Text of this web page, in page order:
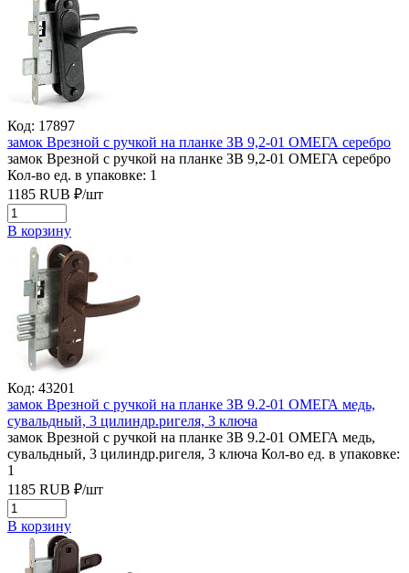
Код: 17897
замок Врезной с ручкой на планке ЗВ 9,2-01 ОМЕГА серебро
замок Врезной с ручкой на планке ЗВ 9,2-01 ОМЕГА серебро
Кол-во ед. в упаковке: 1
1185 RUB ₽/шт
В корзину
Код: 43201
замок Врезной с ручкой на планке ЗВ 9.2-01 ОМЕГА медь,
сувальдный, 3 цилиндр.ригеля, 3 ключа
замок Врезной с ручкой на планке ЗВ 9.2-01 ОМЕГА медь,
сувальдный, 3 цилиндр.ригеля, 3 ключа Кол-во ед. в упаковке:
1
1185 RUB ₽/шт
В корзину